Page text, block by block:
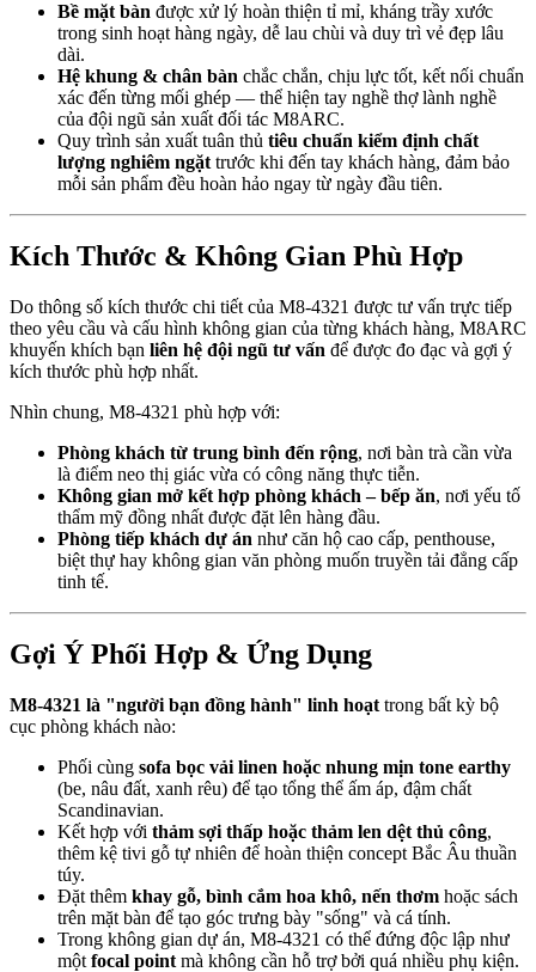
Bề mặt bàn được xử lý hoàn thiện tỉ mỉ, kháng trầy xước
trong sinh hoạt hàng ngày, dễ lau chùi và duy trì vẻ đẹp lâu
dài.
Hệ khung & chân bàn chắc chắn, chịu lực tốt, kết nối chuẩn
xác đến từng mối ghép — thể hiện tay nghề thợ lành nghề
của đội ngũ sản xuất đối tác M8ARC.
Quy trình sản xuất tuân thủ tiêu chuẩn kiểm định chất
lượng nghiêm ngặt trước khi đến tay khách hàng, đảm bảo
mỗi sản phẩm đều hoàn hảo ngay từ ngày đầu tiên.
Kích Thước & Không Gian Phù Hợp
Do thông số kích thước chi tiết của M8-4321 được tư vấn trực tiếp
theo yêu cầu và cấu hình không gian của từng khách hàng, M8ARC
khuyến khích bạn liên hệ đội ngũ tư vấn để được đo đạc và gợi ý
kích thước phù hợp nhất.
Nhìn chung, M8-4321 phù hợp với:
Phòng khách từ trung bình đến rộng, nơi bàn trà cần vừa
là điểm neo thị giác vừa có công năng thực tiễn.
Không gian mở kết hợp phòng khách – bếp ăn, nơi yếu tố
thẩm mỹ đồng nhất được đặt lên hàng đầu.
Phòng tiếp khách dự án như căn hộ cao cấp, penthouse,
biệt thự hay không gian văn phòng muốn truyền tải đẳng cấp
tinh tế.
Gợi Ý Phối Hợp & Ứng Dụng
M8-4321 là "người bạn đồng hành" linh hoạt trong bất kỳ bộ
cục phòng khách nào:
Phối cùng sofa bọc vải linen hoặc nhung mịn tone earthy
(be, nâu đất, xanh rêu) để tạo tổng thể ấm áp, đậm chất
Scandinavian.
Kết hợp với thảm sợi thấp hoặc thảm len dệt thủ công,
thêm kệ tivi gỗ tự nhiên để hoàn thiện concept Bắc Âu thuần
túy.
Đặt thêm khay gỗ, bình cắm hoa khô, nến thơm hoặc sách
trên mặt bàn để tạo góc trưng bày "sống" và cá tính.
Trong không gian dự án, M8-4321 có thể đứng độc lập như
một focal point mà không cần hỗ trợ bởi quá nhiều phụ kiện.